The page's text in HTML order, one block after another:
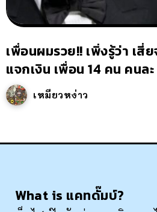
เพื่อนผมรวย!! เพิ่งรู้ว่า เสี่
แจกเงิน เพื่อน 14 คน คนล
เหมียวหง่าว
What is แคทดั๊มบ์?